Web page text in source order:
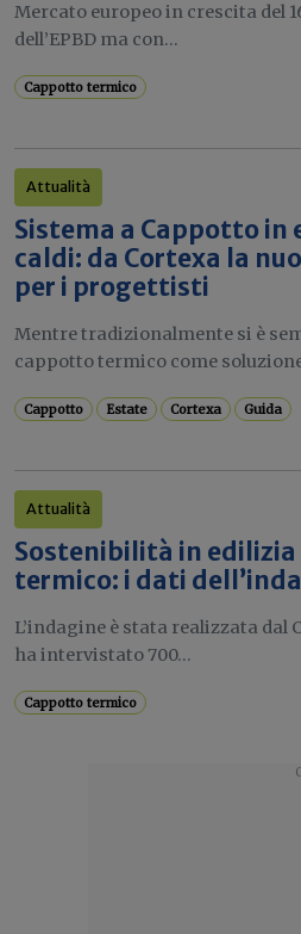
Mercato europeo in crescita del
dell’EPBD ma con...
Cappotto termico
Attualità
Sistema a Cappotto in
caldi: da Cortexa la
per i progettisti
Mentre tradizionalmente si è
cappotto termico come
Cappotto Estate Cortexa Guida
Attualità
Sostenibilità in
termico: i dati
L’indagine è stata realizzata dal
ha intervistato 700...
Cappotto termico